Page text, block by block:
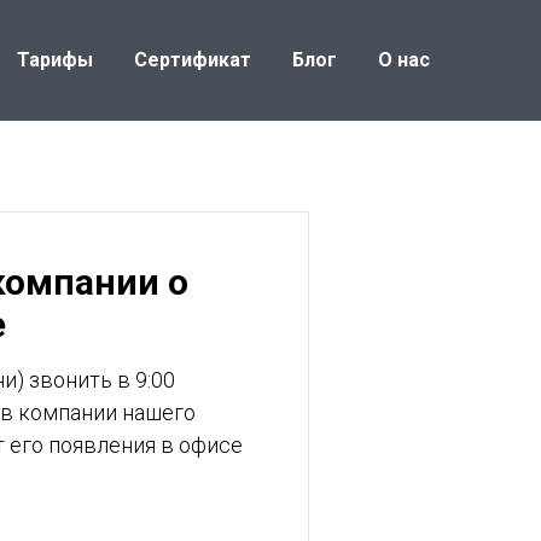
Тарифы Сертификат Блог О нас
о
звонить в 9:00
компании нашего
его появления в офисе